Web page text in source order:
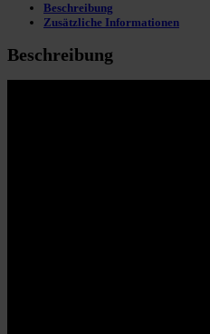
Beschreibung
Zusätzliche Informationen
Beschreibung